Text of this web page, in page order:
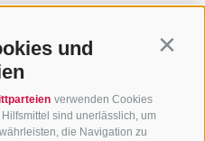
und
verwenden Cookies
sind unerlässlich, um
die Navigation zu